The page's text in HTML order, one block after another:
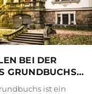
BEI DER
GRUNDBUCHS
ist ein